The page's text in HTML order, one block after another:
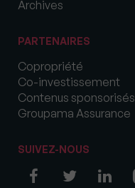
Archives
PARTENAIRES
Copropriété
Co-investissement
Contenus sponsorisés
Groupama Assurance
SUIVEZ-NOUS